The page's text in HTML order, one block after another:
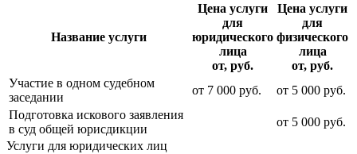
Название услуги
Цена услуги
для
юридического
лица
от, руб.
Цена услуги
для
физического
лица
от, руб.
Участие в одном судебном
заседании
от 7 000 руб. от 5 000 руб.
Подготовка искового заявления
в суд общей юрисдикции
от 5 000 руб.
Услуги для юридических лиц